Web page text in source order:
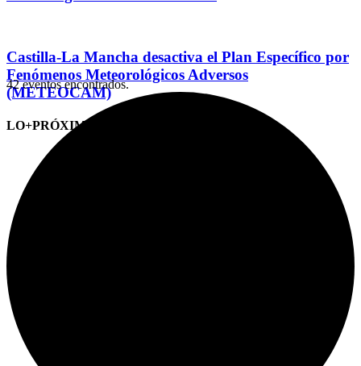
Castilla-La Mancha desactiva el Plan Específico por
Fenómenos Meteorológicos Adversos
(METEOCAM)
LO+PRÓXIMO (CITAS)
42 eventos encontrados.